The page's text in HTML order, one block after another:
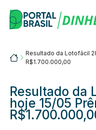
content
Portalbrasil
Resultado da Lotofácil
R$1.700.000,00
Resultado da
hoje 15/05